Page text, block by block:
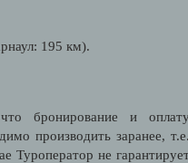
195 км).
бронирование и
производить заранее,
Туроператор не